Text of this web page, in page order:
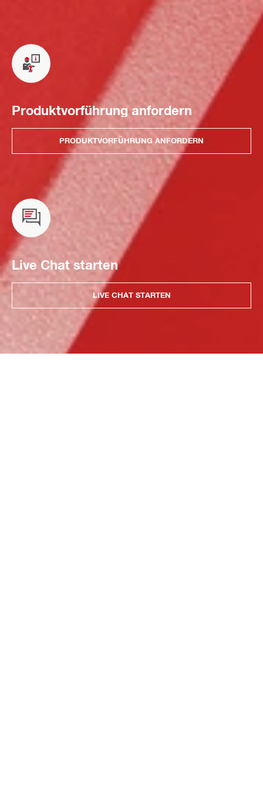
Produktvorführung anfordern
PRODUKTVORFÜHRUNG ANFORDERN
Live Chat starten
LIVE CHAT STARTEN